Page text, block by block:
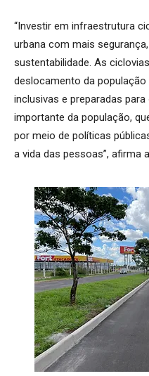
“Investir em infraestrutura
urbana com mais
sustentabilidade. As
deslocamento da
inclusivas e preparadas
importante da população,
por meio de políticas
a vida das pessoas”, afirma